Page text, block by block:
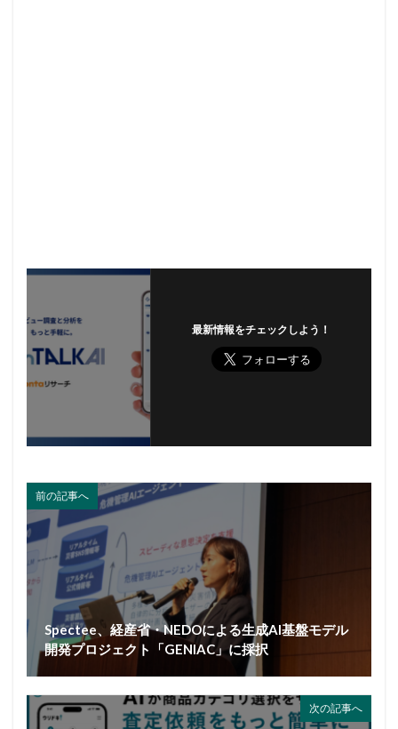
最新情報をチェックしよう！
前の記事へ
Spectee、経産省・NEDOによる生成AI基盤モデル
開発プロジェクト「GENIAC」に採択
次の記事へ